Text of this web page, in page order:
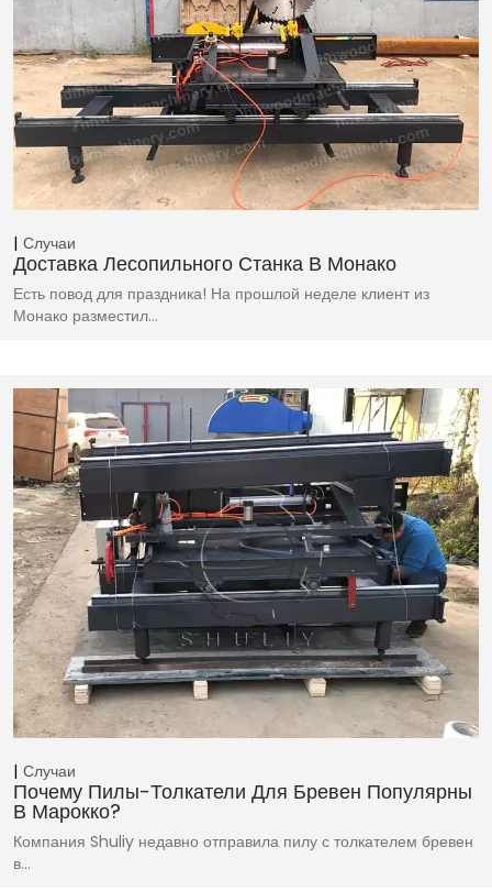
Случаи
Доставка Лесопильного Станка В Монако
Есть повод для праздника! На прошлой неделе клиент из
Монако разместил…
Случаи
Почему Пилы-Толкатели Для Бревен Популярны
В Марокко?
Компания Shuliy недавно отправила пилу с толкателем бревен
в…